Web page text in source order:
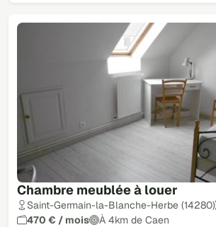
Chambre meublée à louer
Saint-Germain-la-Blanche-Herbe (14280)
470 € / mois
À 4km de Caen